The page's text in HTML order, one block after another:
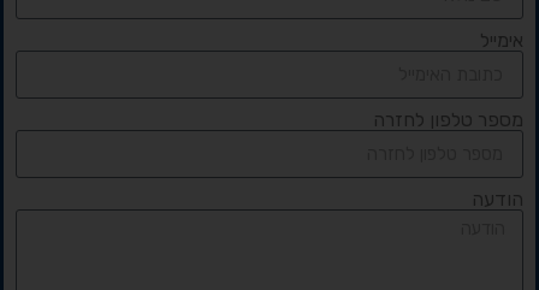
אימייל
מספר טלפון לחזרה
הודעה